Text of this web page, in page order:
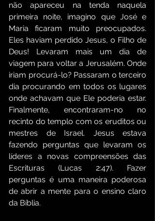
não apareceu na tenda naquela
primeira noite, imagino que José e
Maria ficaram muito preocupados.
Eles haviam perdido Jesus, o Filho de
Deus! Levaram mais um dia de
viagem para voltar a Jerusalém. Onde
iriam procurá-lo? Passaram o terceiro
dia procurando em todos os lugares
onde achavam que Ele poderia estar.
Finalmente, encontraram-no no
recinto do templo com os eruditos ou
mestres de Israel. Jesus estava
fazendo perguntas que levaram os
líderes a novas compreensões das
Escrituras (Lucas 2:47). Fazer
perguntas é uma maneira poderosa
de abrir a mente para o ensino claro
da Bíblia.